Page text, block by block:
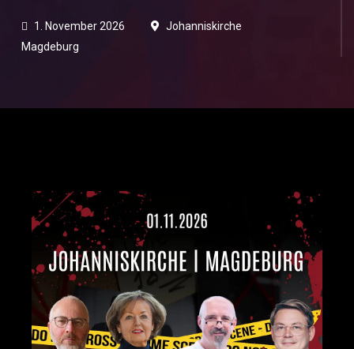
1. November 2026
Johanniskirche
Magdeburg